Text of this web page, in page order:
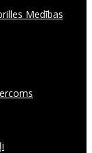
Medības